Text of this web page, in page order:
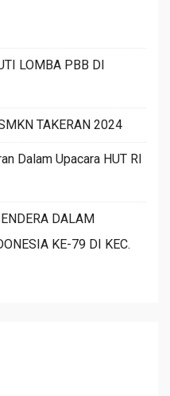
LOMBA PBB DI
TAKERAN 2024
Dalam Upacara HUT RI
DALAM
KE-79 DI KEC.